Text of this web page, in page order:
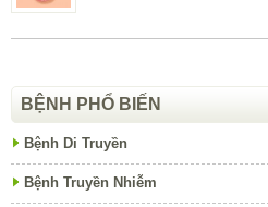
BỆNH PHỔ BIẾN
Bệnh Di Truyền
Bệnh Truyền Nhiễm